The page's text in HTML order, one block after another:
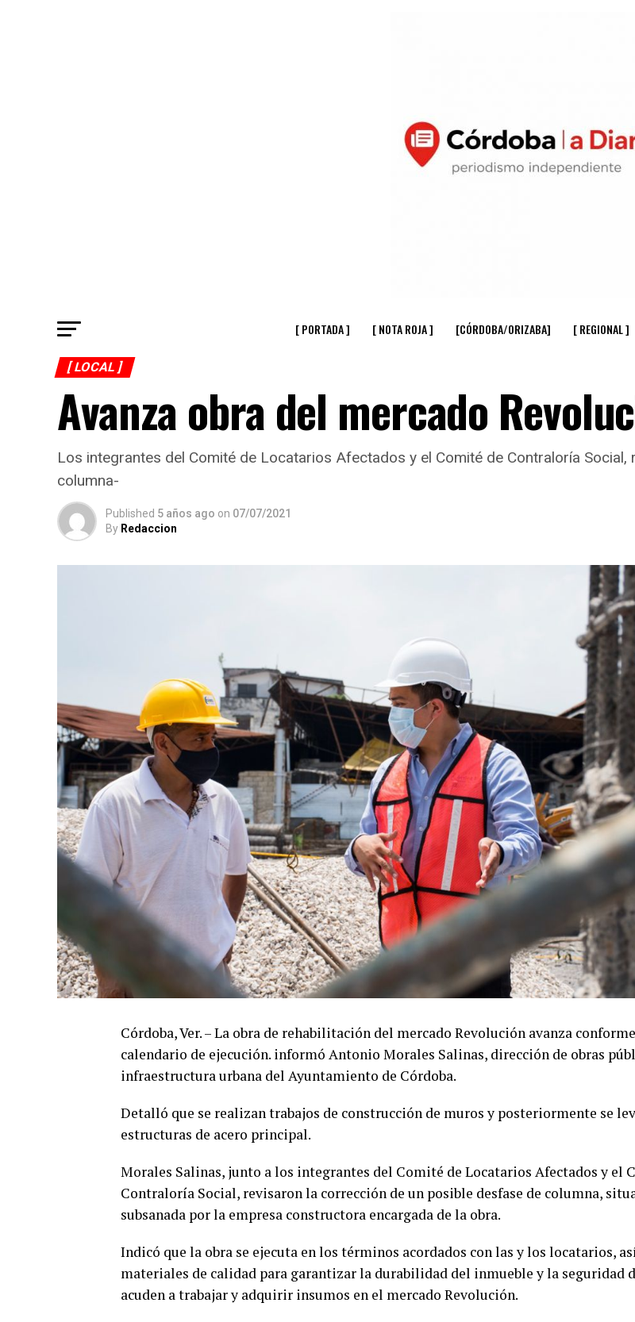
[ PORTADA ] [ NOTA ROJA ] [CÓRDOBA/ORIZABA] [ REGIONAL ]
[ LOCAL ]
Avanza obra del mercado
Los integrantes del Comité de Locatarios Afectados y el Comité de Contraloría
columna-
Published 5 años ago on 07/07/2021
By Redaccion
Córdoba, Ver. – La obra de rehabilitación del mercado Revolución avanza
calendario de ejecución. informó Antonio Morales Salinas, dirección de obras
infraestructura urbana del Ayuntamiento de Córdoba.
Detalló que se realizan trabajos de construcción de muros y posteriormente se
estructuras de acero principal.
Morales Salinas, junto a los integrantes del Comité de Locatarios Afectados y el
Contraloría Social, revisaron la corrección de un posible desfase de columna,
subsanada por la empresa constructora encargada de la obra.
Indicó que la obra se ejecuta en los términos acordados con las y los locatarios,
materiales de calidad para garantizar la durabilidad del inmueble y la seguridad
acuden a trabajar y adquirir insumos en el mercado Revolución.